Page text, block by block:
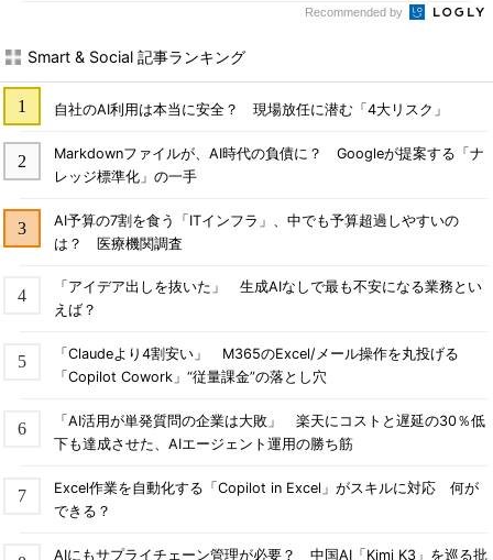
Recommended by
Smart & Social 記事ランキング
自社のAI利用は本当に安全？ 現場放任に潜む「4大リスク」
Markdownファイルが、AI時代の負債に？ Googleが提案する「ナ
レッジ標準化」の一手
AI予算の7割を食う「ITインフラ」、中でも予算超過しやすいの
は？ 医療機関調査
「アイデア出しを抜いた」 生成AIなしで最も不安になる業務とい
えば？
「Claudeより4割安い」 M365のExcel/メール操作を丸投げる
「Copilot Cowork」“従量課金”の落とし穴
「AI活用が単発質問の企業は大敗」 楽天にコストと遅延の30％低
下も達成させた、AIエージェント運用の勝ち筋
Excel作業を自動化する「Copilot in Excel」がスキルに対応 何が
できる？
AIにもサプライチェーン管理が必要？ 中国AI「Kimi K3」を巡る批